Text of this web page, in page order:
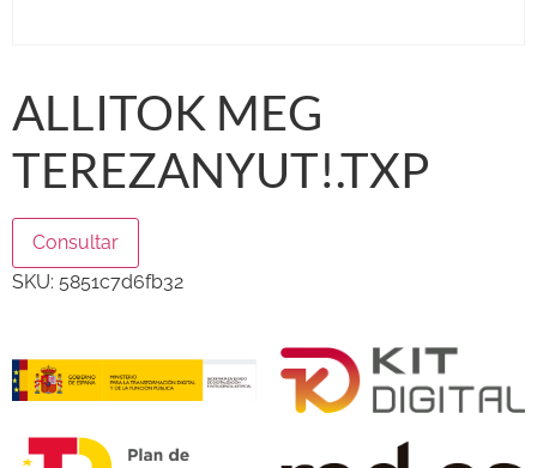
ALLITOK MEG
TEREZANYUT!.TXP
Consultar
SKU: 5851c7d6fb32